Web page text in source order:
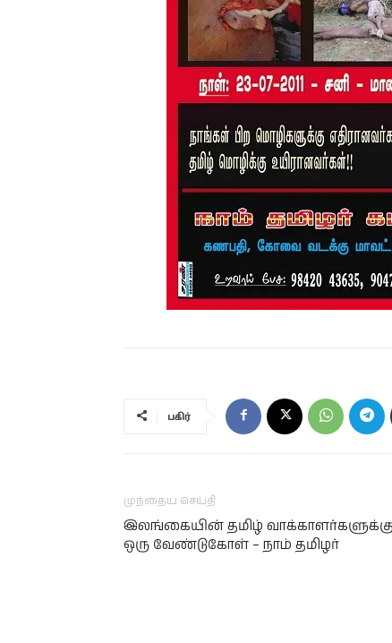
பகிர்
முந்தைய செய்தி
இலங்கையின் தமிழ் வாக்காளர்களுக்கு
ஒரு வேண்டுகோள் – நாம் தமிழர்